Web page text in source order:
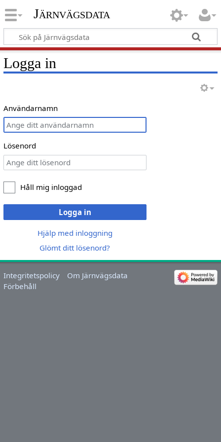
Järnvägsdata
Logga in
Användarnamn
Lösenord
Håll mig inloggad
Logga in
Hjälp med inloggning
Glömt ditt lösenord?
Integritetspolicy
Om Järnvägsdata
Förbehåll